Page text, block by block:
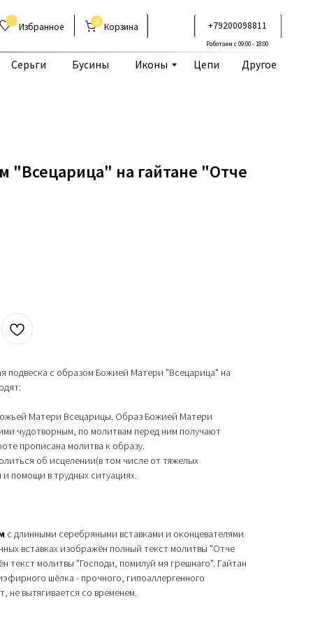
0 Корзина
Бусины Иконы
+79200098811
Работаем с 09:00 - 18:00
"Всецарица" на гайтане "Отче
подвеска с образом Божией Матери "Всецарица" на
Матери Всецарицы. Образ Божией Матери
чудотворным, по молитвам перед ним получают
прописана молитва к образу.
об исцелении(в том числе от тяжелых
помощи в трудных ситуациях.
с длинными серебряными вставками и оконцевателями
вставках изображён полный текст молитвы "Отче
текст молитвы "Господи, помилуй мя грешнаго". Гайтан
шёлка - прочного, гипоаллергенного
не вытягивается со временем.